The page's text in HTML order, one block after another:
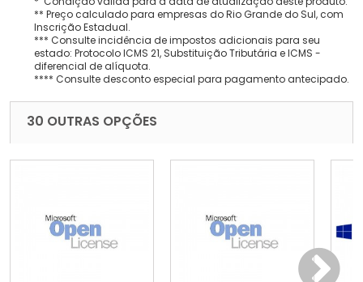
** Preço calculado para empresas do Rio Grande do Sul, com
Inscrição Estadual.
*** Consulte incidência de impostos adicionais para seu
estado: Protocolo ICMS 21, Substituição Tributária e ICMS -
diferencial de alíquota.
**** Consulte desconto especial para pagamento antecipado.
30 OUTRAS OPÇÕES